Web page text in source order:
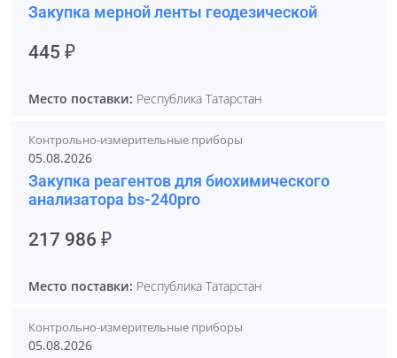
Закупка мерной ленты геодезической
445 ₽
Место поставки: Республика Татарстан
Контрольно-измерительные приборы
05.08.2026
Закупка реагентов для биохимического
анализатора bs-240pro
217 986 ₽
Место поставки: Республика Татарстан
Контрольно-измерительные приборы
05.08.2026